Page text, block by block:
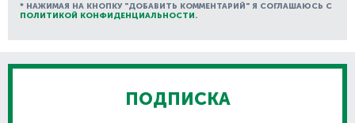
* НАЖИМАЯ НА КНОПКУ "ДОБАВИТЬ КОММЕНТАРИЙ" Я СОГЛАШАЮСЬ С
ПОЛИТИКОЙ КОНФИДЕНЦИАЛЬНОСТИ.
ПОДПИСКА